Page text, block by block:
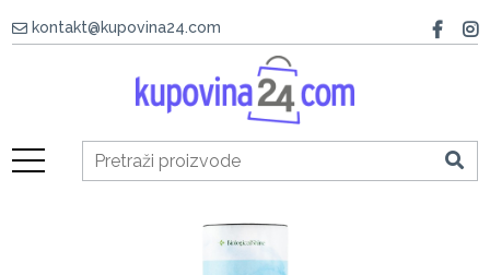
kontakt@kupovina24.com